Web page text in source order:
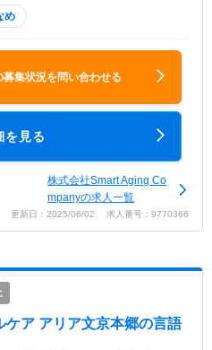
め
募集状況を問い合わせる
を見る
株式会社Smart Aging Co
mpanyの求人一覧
更新日：2025/06/02 求人番号：9770366
ケア アリア文京本郷の言語